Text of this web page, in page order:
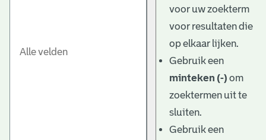
voor uw zoekterm
voor resultaten die
op elkaar lijken.
Gebruik een
minteken (-) om
zoektermen uit te
sluiten.
Gebruik een